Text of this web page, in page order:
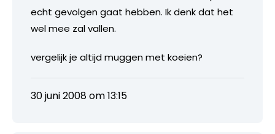
echt gevolgen gaat hebben. Ik denk dat het
wel mee zal vallen.
vergelijk je altijd muggen met koeien?
30 juni 2008 om 13:15